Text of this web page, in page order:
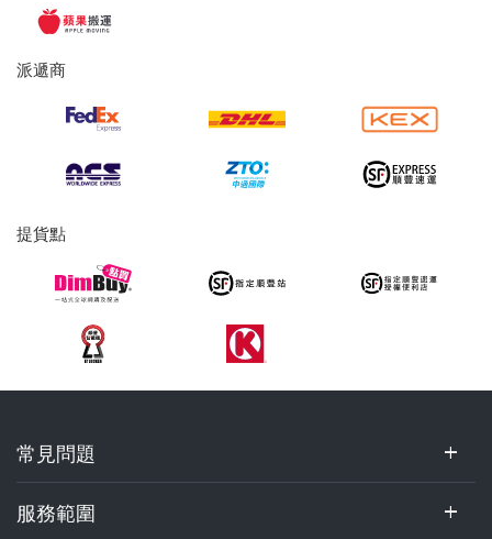
服
及
派遞商
提貨點
見
問
題,
常見問題
服務範圍